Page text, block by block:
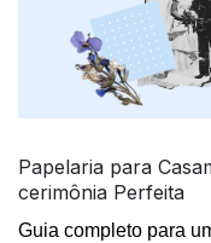
Papelaria para
cerimônia Perfeita
Guia completo para